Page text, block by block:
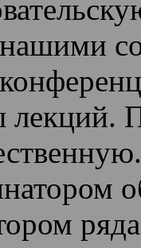
лекций.